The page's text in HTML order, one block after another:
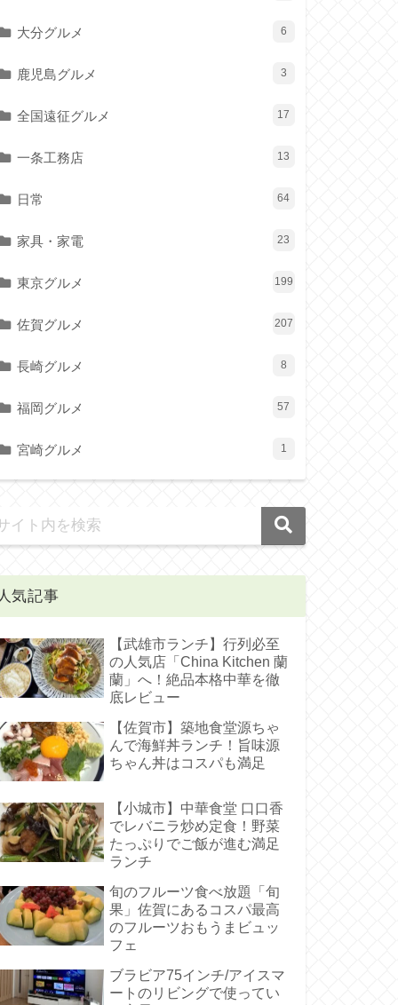
大分グルメ 6
鹿児島グルメ 3
全国遠征グルメ 17
一条工務店 13
日常 64
家具・家電 23
東京グルメ 199
佐賀グルメ 207
長崎グルメ 8
福岡グルメ 57
宮崎グルメ 1
気記事
【武雄市ランチ】行列必至
の人気店「China Kitchen 蘭
蘭」へ！絶品本格中華を徹
底レビュー
【佐賀市】築地食堂源ちゃ
んで海鮮丼ランチ！旨味源
ちゃん丼はコスパも満足
【小城市】中華食堂 口口香
でレバニラ炒め定食！野菜
たっぷりでご飯が進む満足
ランチ
旬のフルーツ食べ放題「旬
果」佐賀にあるコスパ最高
のフルーツおもうまビュッ
フェ
ブラビア75インチ/アイスマ
ートのリビングで使ってい